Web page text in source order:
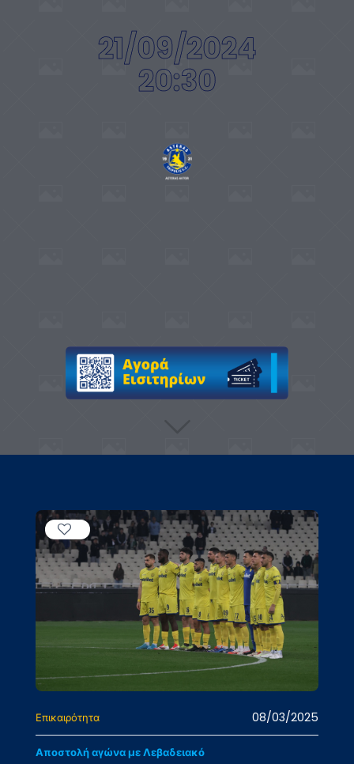
21/09/2024
20:30
Επικαιρότητα 08/03/2025
Αποστολή αγώνα με Λεβαδειακό